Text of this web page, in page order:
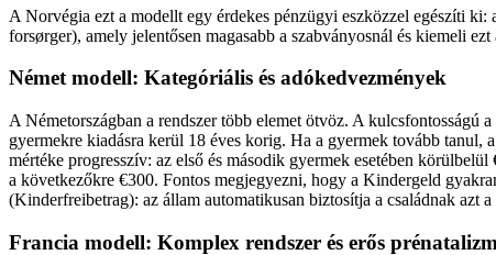
A Norvégia ezt a modellt egy érdekes pénzügyi eszközzel egészíti
forsørger), amely jelentősen magasabb a szabványosnál és kiemeli
Német modell: Kategóriális és adókedvezmények
A Németországban a rendszer több elemet ötvöz. A
gyermekre kiadásra kerül 18 éves korig. Ha a gyermek tovább tanul,
mértéke progresszív: az első és második gyermek esetében
a következőkre €300. Fontos megjegyezni, hogy a Kindergeld
(Kinderfreibetrag): az állam automatikusan biztosítja a családnak azt
Francia modell: Komplex rendszer és erős